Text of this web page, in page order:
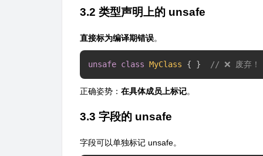
3.2 类型声明上的 unsafe
直接标为编译期错误。
unsafe class MyClass { } // ❌ 废弃！
正确姿势： 在具体成员上标记。
3.3 字段的 unsafe
字段可以单独标记 unsafe。